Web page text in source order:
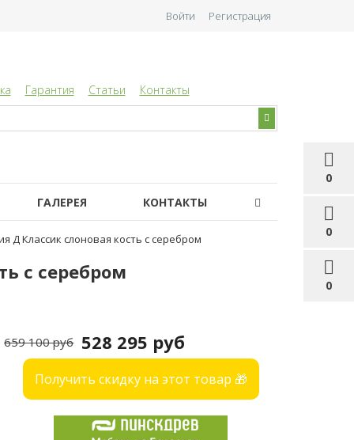
0
0
0
Войти Регистрация
Гарантия Статьи Контакты
ГАЛЕРЕЯ КОНТАКТЫ
Д Классик слоновая кость с серебром
с серебром
528 295 руб
659 100 руб
Получить скидку на этот товар 🎁